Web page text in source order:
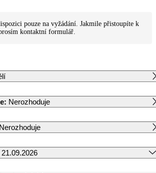
pouze na vyžádání. Jakmile přistoupíte k
kontaktní formulář.
: Nerozhoduje
Nerozhoduje